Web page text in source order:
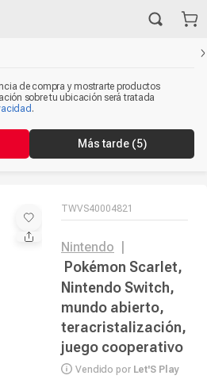
de compra y mostrarte productos
sobre tu ubicación será tratada
.
Más tarde (5)
TWVS40004821
Nintendo
Pokémon Scarlet,
Nintendo Switch,
mundo abierto,
teracristalización,
juego cooperativo
Vendido por Let'S Play